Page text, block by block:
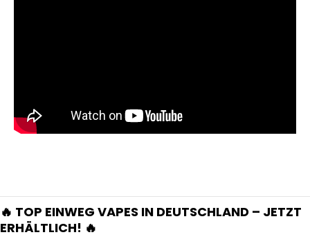
🔥 TOP EINWEG VAPES IN DEUTSCHLAND – JETZT
ERHÄLTLICH! 🔥